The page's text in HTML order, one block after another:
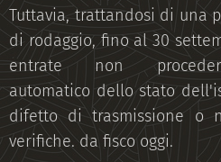
Tuttavia, trattandosi di una
di rodaggio, fino al 30
entrate non
automatico dello stato
difetto di trasmissione o
verifiche. da fisco oggi.